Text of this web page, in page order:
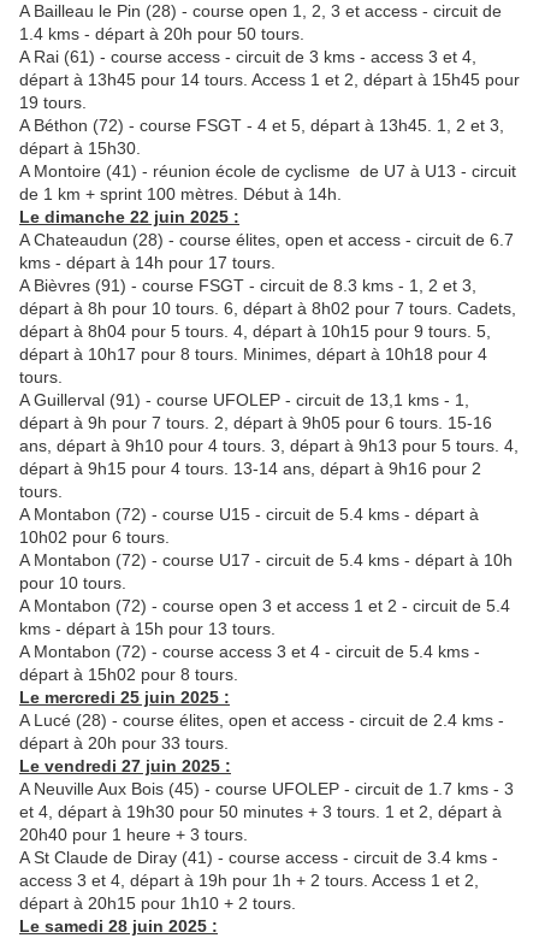
A Bailleau le Pin (28) - course open 1, 2, 3 et access - circuit de
1.4 kms - départ à 20h pour 50 tours.
A Rai (61) - course access - circuit de 3 kms - access 3 et 4,
départ à 13h45 pour 14 tours. Access 1 et 2, départ à 15h45 pour
19 tours.
A Béthon (72) - course FSGT - 4 et 5, départ à 13h45. 1, 2 et 3,
départ à 15h30.
A Montoire (41) - réunion école de cyclisme de U7 à U13 - circuit
de 1 km + sprint 100 mètres. Début à 14h.
Le dimanche 22 juin 2025 :
A Chateaudun (28) - course élites, open et access - circuit de 6.7
kms - départ à 14h pour 17 tours.
A Bièvres (91) - course FSGT - circuit de 8.3 kms - 1, 2 et 3,
départ à 8h pour 10 tours. 6, départ à 8h02 pour 7 tours. Cadets,
départ à 8h04 pour 5 tours. 4, départ à 10h15 pour 9 tours. 5,
départ à 10h17 pour 8 tours. Minimes, départ à 10h18 pour 4
tours.
A Guillerval (91) - course UFOLEP - circuit de 13,1 kms - 1,
départ à 9h pour 7 tours. 2, départ à 9h05 pour 6 tours. 15-16
ans, départ à 9h10 pour 4 tours. 3, départ à 9h13 pour 5 tours. 4,
départ à 9h15 pour 4 tours. 13-14 ans, départ à 9h16 pour 2
tours.
A Montabon (72) - course U15 - circuit de 5.4 kms - départ à
10h02 pour 6 tours.
A Montabon (72) - course U17 - circuit de 5.4 kms - départ à 10h
pour 10 tours.
A Montabon (72) - course open 3 et access 1 et 2 - circuit de 5.4
kms - départ à 15h pour 13 tours.
A Montabon (72) - course access 3 et 4 - circuit de 5.4 kms -
départ à 15h02 pour 8 tours.
Le mercredi 25 juin 2025 :
A Lucé (28) - course élites, open et access - circuit de 2.4 kms -
départ à 20h pour 33 tours.
Le vendredi 27 juin 2025 :
A Neuville Aux Bois (45) - course UFOLEP - circuit de 1.7 kms - 3
et 4, départ à 19h30 pour 50 minutes + 3 tours. 1 et 2, départ à
20h40 pour 1 heure + 3 tours.
A St Claude de Diray (41) - course access - circuit de 3.4 kms -
access 3 et 4, départ à 19h pour 1h + 2 tours. Access 1 et 2,
départ à 20h15 pour 1h10 + 2 tours.
Le samedi 28 juin 2025 :